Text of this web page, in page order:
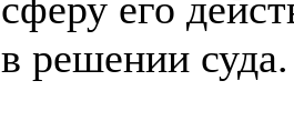
в решении суда.